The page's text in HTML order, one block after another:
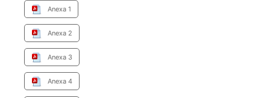
Anexa 1
Anexa 2
Anexa 3
Anexa 4